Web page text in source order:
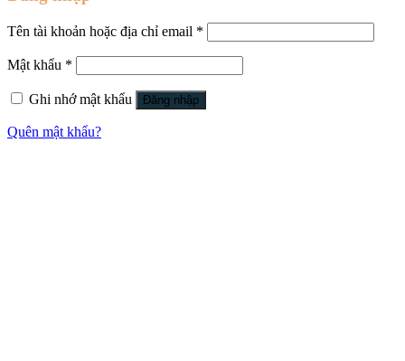
Tên tài khoản hoặc địa chỉ email *
Mật khẩu *
Ghi nhớ mật khẩu Đăng nhập
Quên mật khẩu?